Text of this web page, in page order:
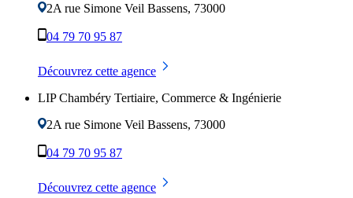
2A rue Simone Veil Bassens, 73000
04 79 70 95 87
Découvrez cette agence
LIP Chambéry Tertiaire, Commerce & Ingénierie
2A rue Simone Veil Bassens, 73000
04 79 70 95 87
Découvrez cette agence